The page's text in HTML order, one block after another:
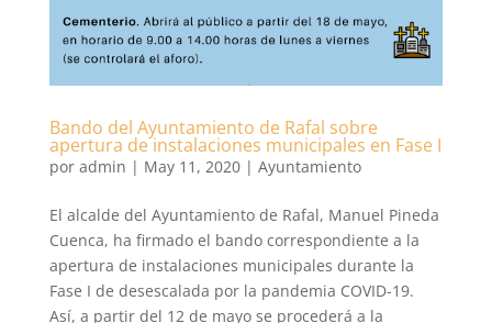
Bando del Ayuntamiento de Rafal sobre
apertura de instalaciones municipales en Fase I
por admin | May 11, 2020| Ayuntamiento
El alcalde del Ayuntamiento de Rafal, Manuel Pineda
Cuenca, ha firmado el bando correspondiente a la
apertura de instalaciones municipales durante la
Fase I de desescalada por la pandemia COVID-19.
Así, a partir del 12 de mayo se procederá a la